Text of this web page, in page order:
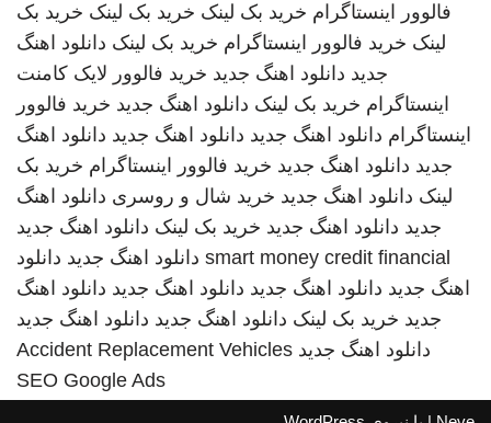
فالوور اینستاگرام خرید بک لینک خرید بک لینک خرید بک
لینک خرید فالوور اینستاگرام خرید بک لینک دانلود اهنگ
جدید دانلود اهنگ جدید خرید فالوور لایک کامنت
اینستاگرام خرید بک لینک دانلود اهنگ جدید خرید فالوور
اینستاگرام دانلود اهنگ جدید دانلود اهنگ جدید دانلود اهنگ
جدید دانلود اهنگ جدید خرید فالوور اینستاگرام خرید بک
لینک دانلود اهنگ جدید خرید شال و روسری دانلود اهنگ
جدید دانلود اهنگ جدید خرید بک لینک دانلود اهنگ جدید
smart money credit financial دانلود اهنگ جدید دانلود
اهنگ جدید دانلود اهنگ جدید دانلود اهنگ جدید دانلود اهنگ
جدید خرید بک لینک دانلود اهنگ جدید دانلود اهنگ جدید
دانلود اهنگ جدید Accident Replacement Vehicles
SEO Google Ads